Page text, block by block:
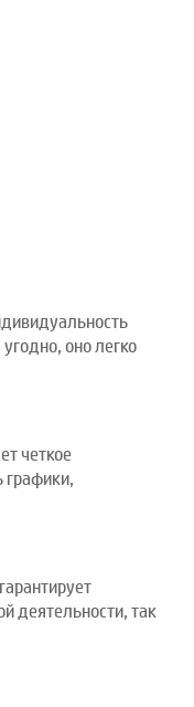
оно легко
четкое
графики,
деятельности, так